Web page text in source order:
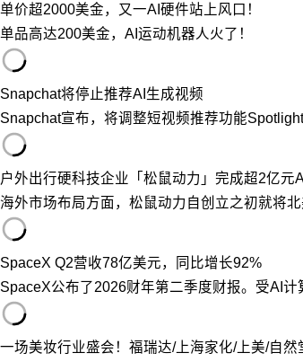
单价超2000美金，又一AI硬件站上风口！
单品高达200美金，AI运动机器人火了！
Snapchat将停止推荐AI生成视频
Snapchat宣布，将调整短视频推荐功能
户外出行硬科技企业「松鼠动力」完成超2亿元
海外市场布局方面，松鼠动力自创立之初就将北
SpaceX Q2营收78亿美元，同比增长92%
SpaceX公布了2026财年第二季度财报。受AI
一场美妆行业盛会！福瑞达/上海家化/上美/自然